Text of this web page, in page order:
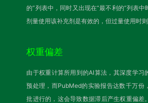
的”列表中，同时又出现在“最不利的”列表
剂量使用该补充剂是有效的，但过量使用时则
权重偏差
由于权重计算所用到的AI算法，其深度学习
预处理，而PubMed的实验报告达数千万份
批进行的，这会导致数据滞后产生权重偏差